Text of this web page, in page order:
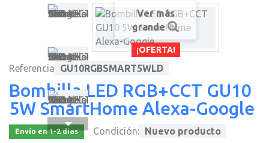
¡OFERTA!
Ver más
grande
Referencia GU10RGBSMART5WLD
Bombilla LED RGB+CCT GU10
5W SmartHome Alexa-Google
Envío en 1-2 días Condición: Nuevo producto